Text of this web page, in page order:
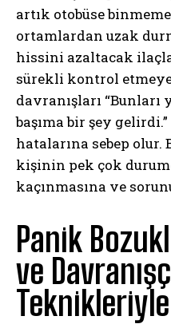
artık otobüse
ortamlardan uzak
hissini azaltacak
sürekli kontrol
davranışları
başıma bir şey
hatalarına sebep olur.
kişinin pek çok
kaçınmasına ve
Panik
ve